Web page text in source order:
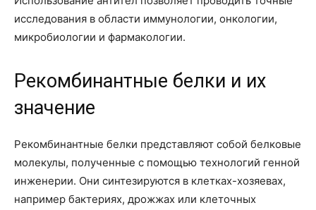
исследования в области иммунологии, онкологии,
микробиологии и фармакологии.
Рекомбинантные белки и их
значение
Рекомбинантные белки представляют собой белковые
молекулы, полученные с помощью технологий генной
инженерии. Они синтезируются в клетках-хозяевах,
например бактериях, дрожжах или клеточных